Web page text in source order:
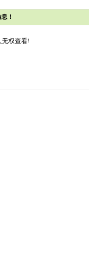
！
无权查看!